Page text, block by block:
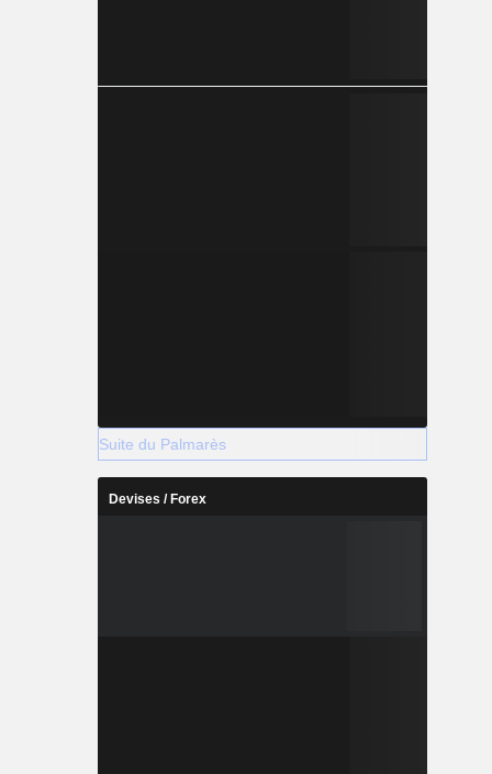
Suite du Palmarès
Devises / Forex